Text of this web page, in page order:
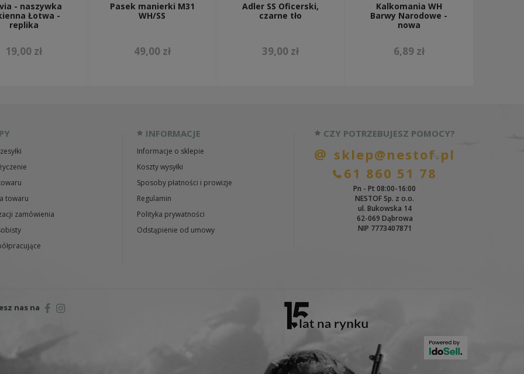
- naszywka
Łotwa -
replika
19,00 zł
Pasek manierki M31
WH/SS
49,00 zł
Adler SS Oficerski,
czarne tło
39,00 zł
Kalkomania WH
Barwy Narodowe -
nowa
6,89 zł
towaru
zamówienia
INFORMACJE
Informacje o sklepie
Koszty wysyłki
Sposoby płatności i prowizje
Regulamin
Polityka prywatności
Odstąpienie od umowy
CZY POTRZEBUJESZ POMOCY?
sklep@nestof.pl
61 860 51 78
Pn - Pt 08:00-16:00
NESTOF Sp. z o.o.
ul. Bukowska 14
62-069 Dąbrowa
NIP 7773407871
nas na